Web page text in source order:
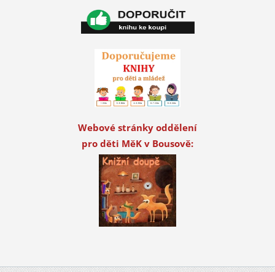
Webové stránky oddělení
pro děti MěK v Bousově: